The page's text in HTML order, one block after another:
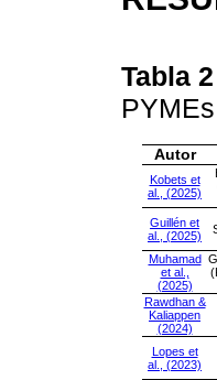
Tabla 2
PYMEs
Autor
Kobets et
al., (2025)
Guillén et
al., (2025)
Muhamad
et al.,
(2025)
Rawdhan &
Kaliappen
(2024)
Lopes et
al., (2023)